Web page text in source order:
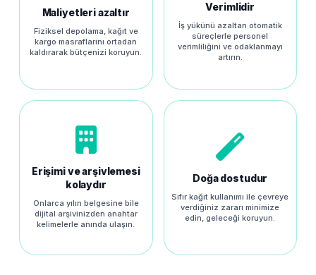
Maliyetleri azaltır
Fiziksel depolama, kağıt ve
kargo masraflarını ortadan
kaldırarak bütçenizi koruyun.
Verimlidir
İş yükünü azaltan otomatik
süreçlerle personel
verimliliğini ve odaklanmayı
artırın.
Erişimi ve arşivlemesi
kolaydır
Onlarca yılın belgesine bile
dijital arşivinizden anahtar
kelimelerle anında ulaşın.
Doğa dostudur
Sıfır kağıt kullanımı ile çevreye
verdiğiniz zararı minimize
edin, geleceği koruyun.